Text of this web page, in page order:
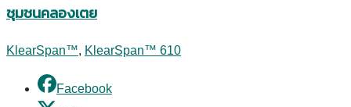
ชุมชนคลองเตย
KlearSpan™, KlearSpan™ 610
Facebook